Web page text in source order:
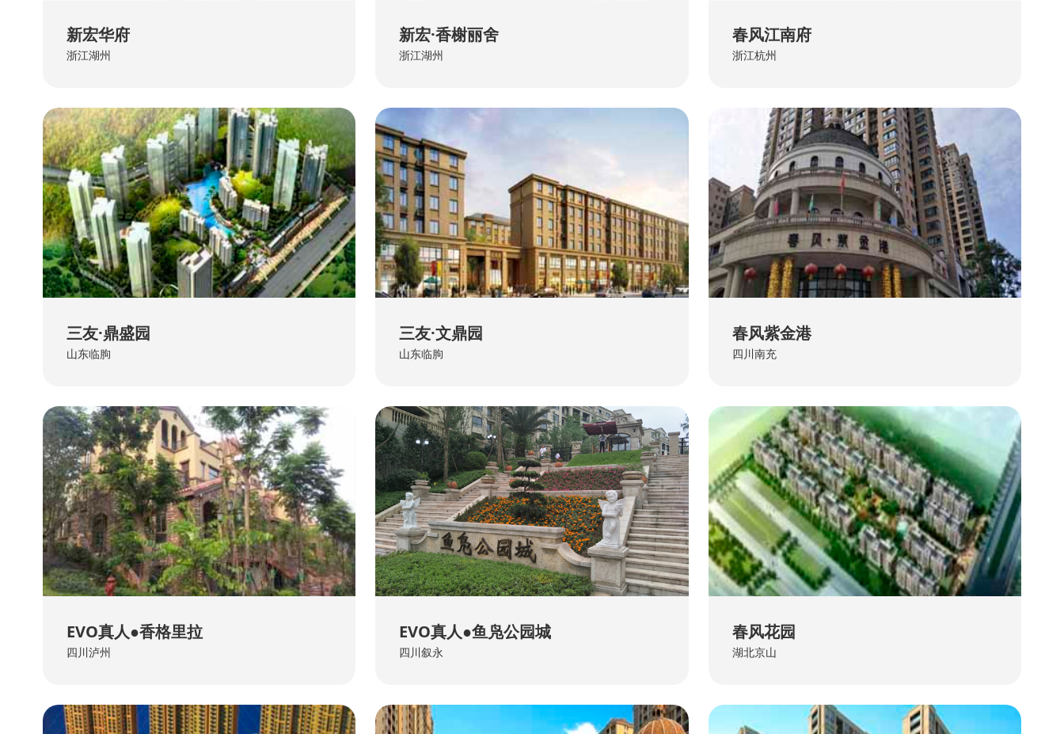
新宏华府
浙江湖州
新宏·香榭丽舍
浙江湖州
春风江南府
浙江杭州
三友·鼎盛园
山东临朐
三友·文鼎园
山东临朐
春风紫金港
四川南充
EVO真人●香格里拉
四川泸州
EVO真人●鱼凫公园城
四川叙永
春风花园
湖北京山